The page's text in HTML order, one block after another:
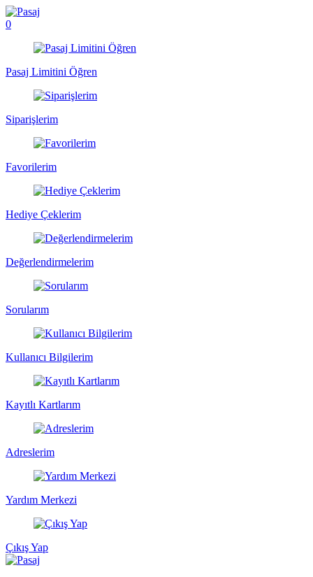
0
Pasaj Limitini Öğren
Siparişlerim
Favorilerim
Hediye Çeklerim
Değerlendirmelerim
Sorularım
Kullanıcı Bilgilerim
Kayıtlı Kartlarım
Adreslerim
Yardım Merkezi
Çıkış Yap